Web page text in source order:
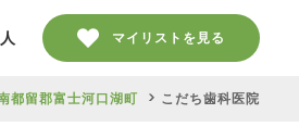
マイリストを見る
都留郡富士河口湖町 こだち歯科医院